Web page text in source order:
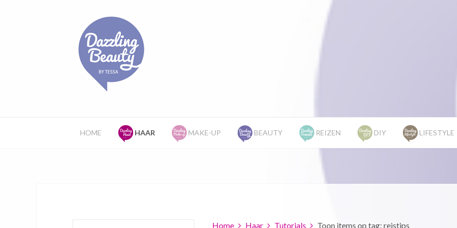
HOME HAAR MAKE-UP BEAUTY REIZEN DIY LIFESTYLE
Home Haar Tutorials Toon items op tag: reistips